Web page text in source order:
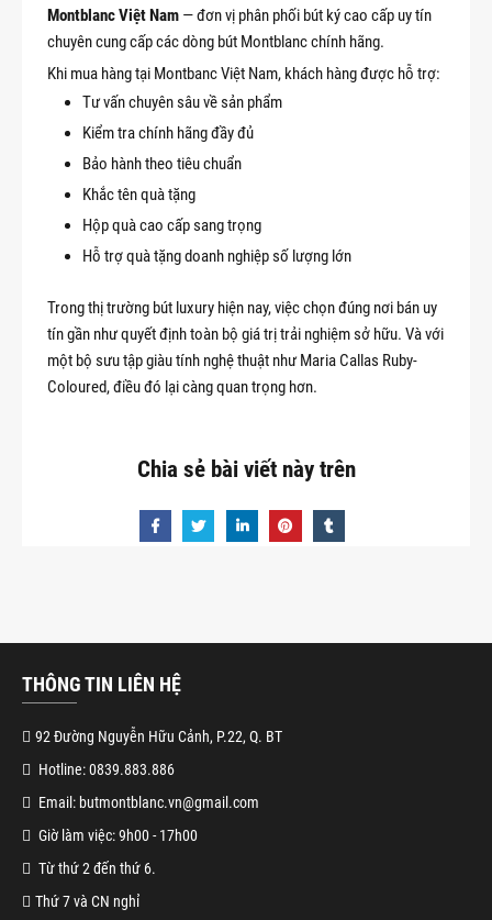
Montblanc Việt Nam— đơn vị phân phối bút ký cao cấp uy tín
chuyên cung cấp các dòng bút Montblanc chính hãng.
Khi mua hàng tại Montbanc Việt Nam, khách hàng được hỗ trợ:
Tư vấn chuyên sâu về sản phẩm
Kiểm tra chính hãng đầy đủ
Bảo hành theo tiêu chuẩn
Khắc tên quà tặng
Hộp quà cao cấp sang trọng
Hỗ trợ quà tặng doanh nghiệp số lượng lớn
Trong thị trường bút luxury hiện nay, việc chọn đúng nơi bán uy
tín gần như quyết định toàn bộ giá trị trải nghiệm sở hữu. Và với
một bộ sưu tập giàu tính nghệ thuật như Maria Callas Ruby-
Coloured, điều đó lại càng quan trọng hơn.
Chia sẻ bài viết này trên
THÔNG TIN LIÊN HỆ
92 Đường Nguyễn Hữu Cảnh, P.22, Q. BT
Hotline: 0839.883.886
Email: butmontblanc.vn@gmail.com
Giờ làm việc: 9h00 - 17h00
Từ thứ 2 đến thứ 6.
Thứ 7 và CN nghỉ